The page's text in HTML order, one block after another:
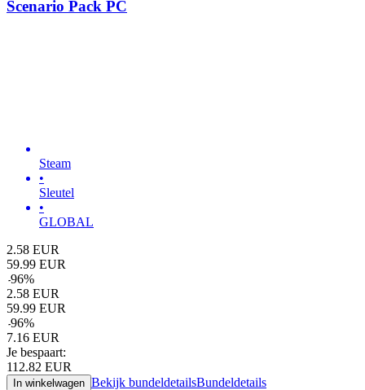
Scenario Pack PC
Steam
•
Sleutel
•
GLOBAL
2.58 EUR
59.99 EUR
-96%
2.58 EUR
59.99 EUR
-96%
7.16 EUR
Je bespaart:
112.82 EUR
In winkelwagen Bekijk bundeldetailsBundeldetails